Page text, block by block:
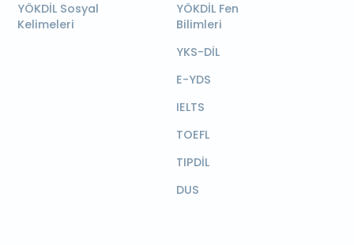
YÖKDİL Sosyal
Kelimeleri
YÖKDİL Fen
Bilimleri
YKS-DİL
E-YDS
IELTS
TOEFL
TIPDİL
DUS